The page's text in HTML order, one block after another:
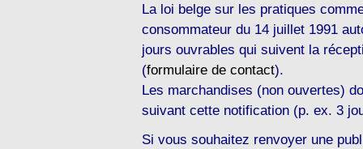
La loi belge sur les pratiques
consommateur du 14 juillet 1991
jours ouvrables qui suivent la
(formulaire de contact).
Les marchandises (non ouvertes)
suivant cette notification (p. ex. 3
Si vous souhaitez renvoyer une